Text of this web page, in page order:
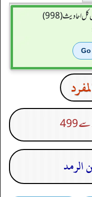
احادیث (998)